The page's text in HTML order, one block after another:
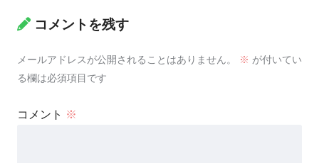
コメントを残す
メールアドレスが公開されることはありません。 ※ が付いてい
る欄は必須項目です
コメント ※